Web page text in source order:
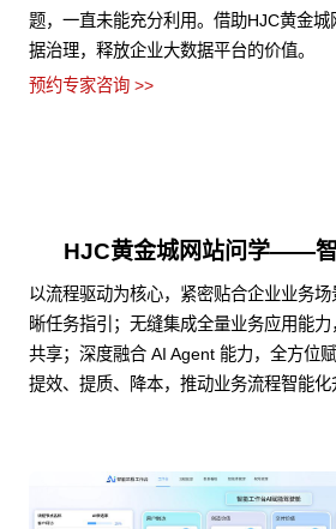
题，一直未能充分利用。借助HJC黄金
据治理，释放企业大数据平台的价值。
预约专家咨询 >>
HJC黄金城网站问学——
以流程驱动为核心，紧密贴合企业业务
晰任务指引；无缝集成全量业务应用能
共享；深度融合 AI Agent 能力，全方位
提效、提质、降本，推动业务流程智能化